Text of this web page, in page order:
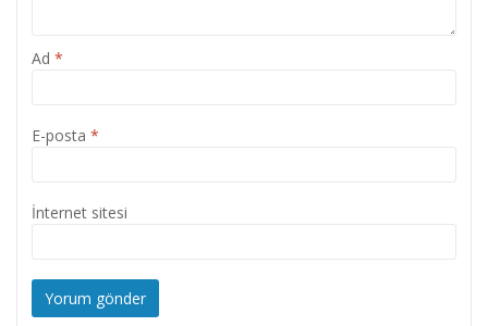
Ad *
E-posta *
İnternet sitesi